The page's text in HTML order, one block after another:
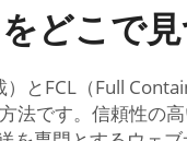
どこで
とFCL（Full
法です。信頼性の